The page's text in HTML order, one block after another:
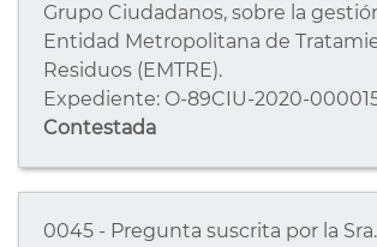
Grupo Ciudadanos, sobre la
Entidad Metropolitana de
Residuos (EMTRE).
Expediente: O-89CIU-2020-
Contestada
0045 - Pregunta suscrita por la Sra.